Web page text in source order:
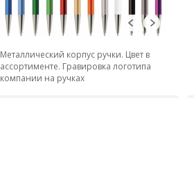
Металлический корпус ручки. Цвет в
ассортименте. Гравировка логотипа
компании на ручках